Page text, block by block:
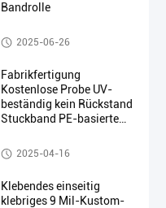
Bandrolle
Klebeband aus Stoff
2025-06-26
Fabrikfertigung
Kostenlose Probe UV-
beständig kein Rückstand
Stuckband PE-basierte
Band
Klebeband aus Stoff
2025-04-16
Klebendes einseitig
klebriges 9 Mil-Kustom-